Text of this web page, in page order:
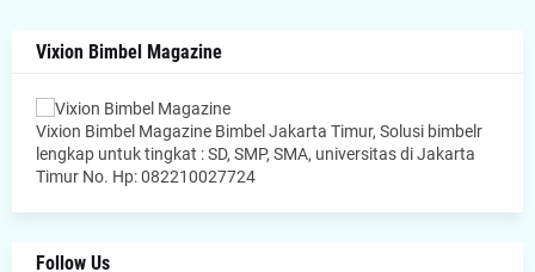
Vixion Bimbel Magazine
Vixion Bimbel Magazine Bimbel Jakarta Timur, Solusi bimbelr
lengkap untuk tingkat : SD, SMP, SMA, universitas di Jakarta
Timur No. Hp: 082210027724
Follow Us